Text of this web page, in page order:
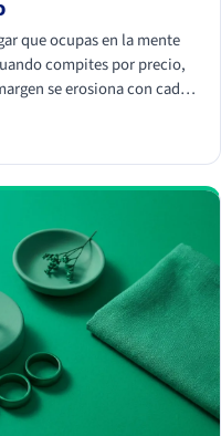
que ocupas en la mente
compites por precio,
se erosiona con cada
percibidas como
que se pague hasta un